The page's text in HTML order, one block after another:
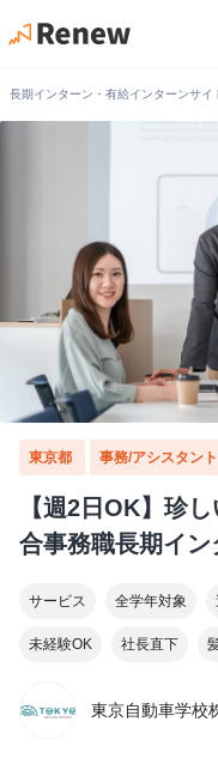
長期インターン・有給インターンサイ
東京都 事務/アシスタント
【週2日OK】珍
合事務職長期イン
サービス 全学年対象
未経験OK 社長直下
東京自動車学校